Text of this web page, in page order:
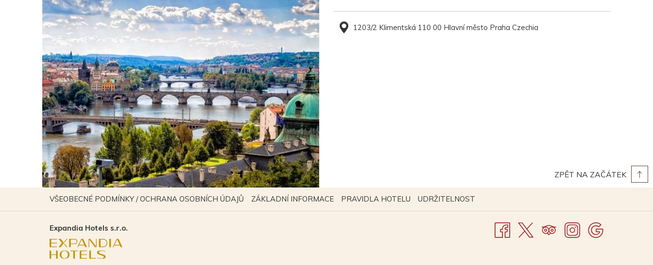
1203/2 Klimentská 110 00 Hlavní město Praha Czechia
ZPĚT NA ZAČÁTEK
VŠEOBECNÉ PODMÍNKY / OCHRANA OSOBNÍCH ÚDAJŮ OTEVŘE
SE
ZÁKLADNÍ INFORMACEOTEVŘE
SE
PRAVIDLA HOTELU OTEVŘE
SE
UDRŽITELNOST
SE
NOVÉM
Expandia Hotels s.r.o.